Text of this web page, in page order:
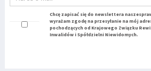
Chcę zapisać się do newslettera
wyrażam zgodę na przesyłanie na mój
pochodzących od Krajowego Związku
Inwalidów i Spółdzielni Niewidomych.